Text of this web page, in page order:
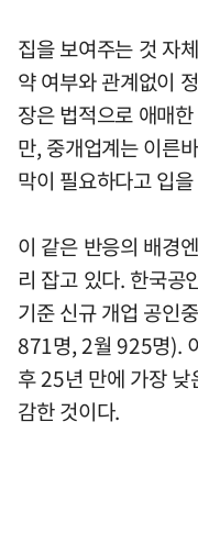
집을 보여주는 것 자
약 여부와 관계없이
장은 법적으로 애매
만, 중개업계는 이른
막이 필요하다고 입
이 같은 반응의 배경
리 잡고 있다. 한국공
기준 신규 개업 공인
871명, 2월 925명).
후 25년 만에 가장
감한 것이다.